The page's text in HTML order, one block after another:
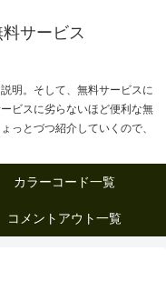
サービス
明。そして、無料サービスに
ビスに劣らないほど便利な無
っとづつ紹介していくので、
カラーコード一覧
コメントアウト一覧